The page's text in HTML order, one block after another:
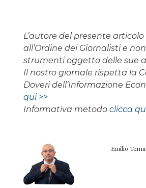
L’autore del presente
all’Ordine dei Giornalisti e
strumenti oggetto delle sue
Il nostro giornale rispetta la
Doveri dell’Informazione
qui >>
Informativa metodo clicca
Emilio